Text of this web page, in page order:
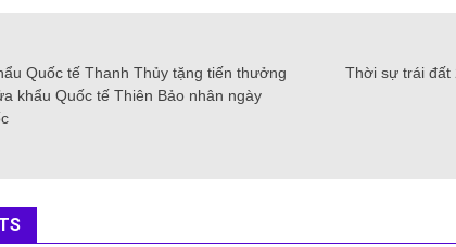
Quốc tế Thanh Thủy tặng tiến thưởng
khẩu Quốc tế Thiên Bảo nhân ngày
Thời sự trái đất